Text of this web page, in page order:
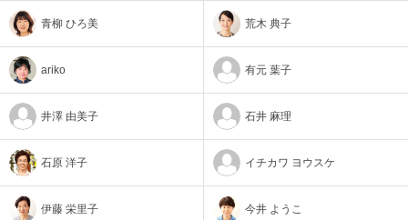
青柳 ひろ美 荒木 典子
ariko 有元 葉子
井澤 由美子 石井 麻理
石原 洋子 イチカワ ヨウスケ
伊藤 栄里子 今井 ようこ